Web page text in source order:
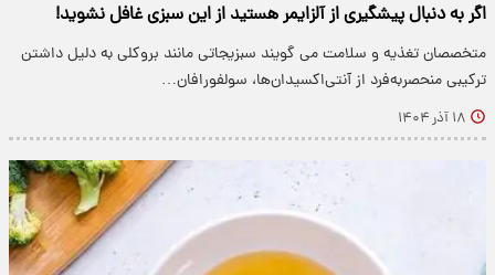
اگر به دنبال پیشگیری از آلزایمر هستید از این سبزی غافل نشوید!
متخصصان تغذیه و سلامت می گویند سبزیجاتی مانند بروکلی به‌ دلیل داشتن
ترکیبی منحصربه‌فرد از آنتی‌اکسیدان‌ها، سولفورافان…
۱۸ آذر ۱۴۰۴